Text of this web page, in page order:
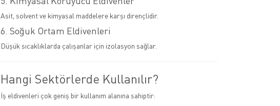
Asit, solvent ve kimyasal maddelere karşı dirençlidir.
6. Soğuk Ortam Eldivenleri
Düşük sıcaklıklarda çalışanlar için izolasyon sağlar.
Hangi Sektörlerde Kullanılır?
İş eldivenleri çok geniş bir kullanım alanına sahiptir: